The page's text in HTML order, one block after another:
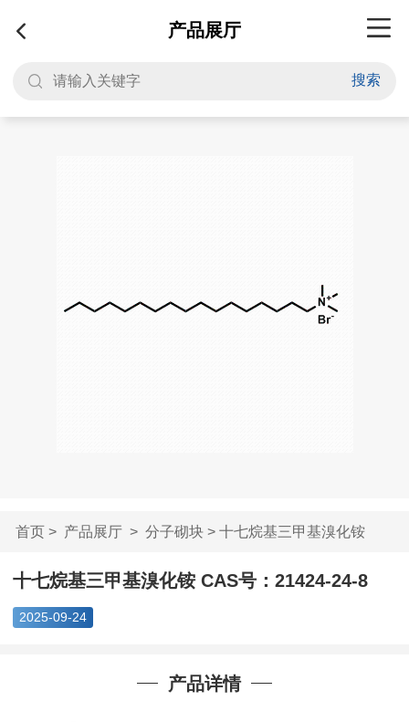
产品展厅
搜索
首页> 产品展厅> 分子砌块> 十七烷基三甲基溴化铵
CA...
十七烷基三甲基溴化铵 CAS号：21424-24-8
2025-09-24
产品详情